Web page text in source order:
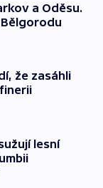
a Oděsu.
že zasáhli
lesní